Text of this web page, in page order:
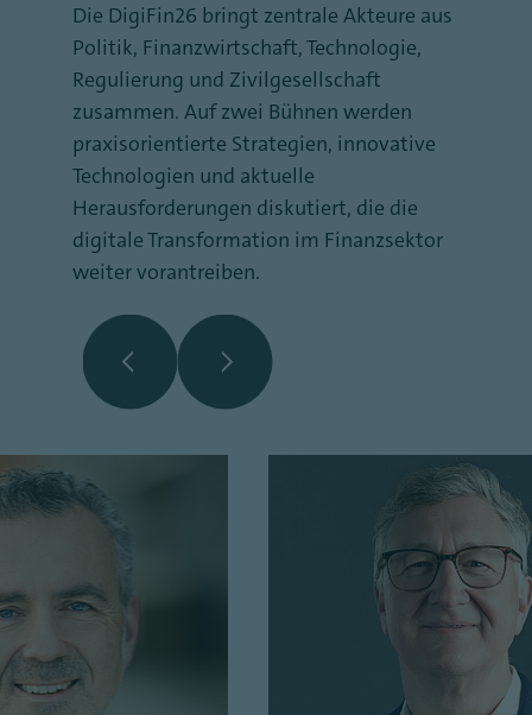
Die DigiFin26 bringt zentrale Akteure aus
Politik, Finanzwirtschaft, Technologie,
Regulierung und Zivilgesellschaft
zusammen. Auf zwei Bühnen werden
praxisorientierte Strategien, innovative
Technologien und aktuelle
Herausforderungen diskutiert, die die
digitale Transformation im Finanzsektor
weiter vorantreiben.